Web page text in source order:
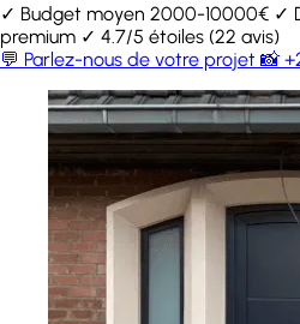
✓ Budget moyen 2000-10000€ ✓
premium ✓ 4.7/5 étoiles (22 avis)
💬 Parlez-nous de votre projet 📸